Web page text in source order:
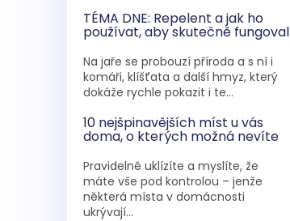
TÉMA DNE: Repelent a jak ho
používat, aby skutečně fungoval
Na jaře se probouzí příroda a s ní i
komáři, klíšťata a další hmyz, který
dokáže rychle pokazit i te...
10 nejšpinavějších míst u vás
doma, o kterých možná nevíte
Pravidelně uklízíte a myslíte, že
máte vše pod kontrolou – jenže
některá místa v domácnosti
ukrývají...